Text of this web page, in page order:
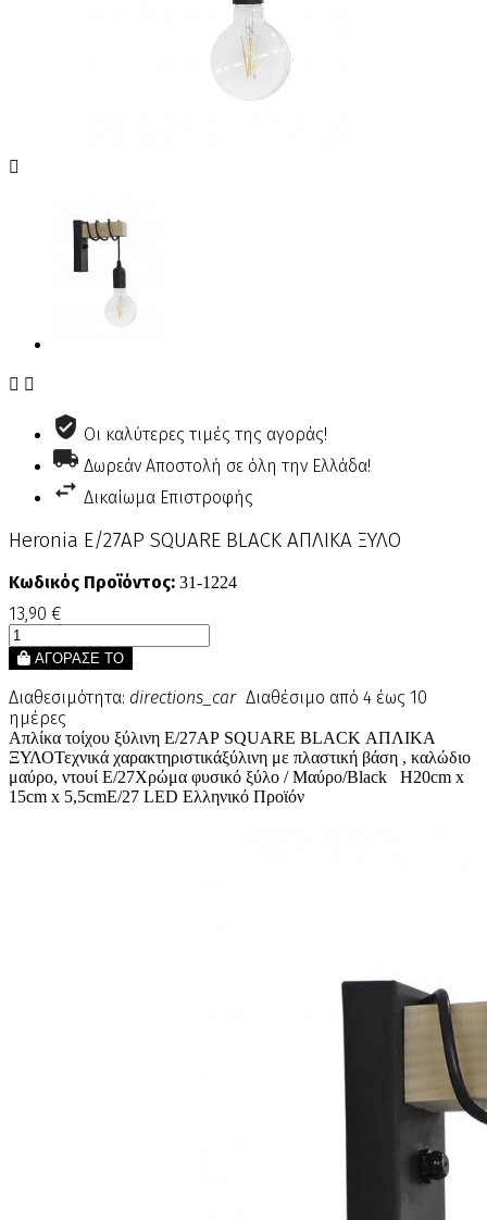

 
Οι καλύτερες τιμές της αγοράς!
Δωρεάν Αποστολή σε όλη την Ελλάδα!
Δικαίωμα Επιστροφής
Heronia Ε/27ΑΡ SQUARE BLACK ΑΠΛΙΚΑ ΞΥΛΟ
Κωδικός Προϊόντος: 31-1224
13,90 €
ΑΓΟΡΑΣΕ ΤΟ
Διαθεσιμότητα: directions_car Διαθέσιμο από 4 έως 10
ημέρες
Απλίκα τοίχου ξύλινη Ε/27ΑΡ SQUARE BLACK ΑΠΛΙΚΑ
ΞΥΛΟΤεχνικά χαρακτηριστικάξύλινη με πλαστική βάση , καλώδιο
μαύρο, ντουί Ε/27Χρώμα φυσικό ξύλο / Μαύρο/Black H20cm x
15cm x 5,5cmE/27 LED Ελληνικό Προϊόν